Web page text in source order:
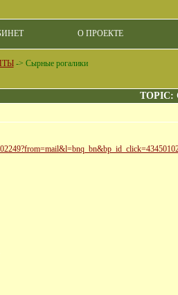
О ПРОЕКТЕ
-> Сырные рогалики
TOPIC: